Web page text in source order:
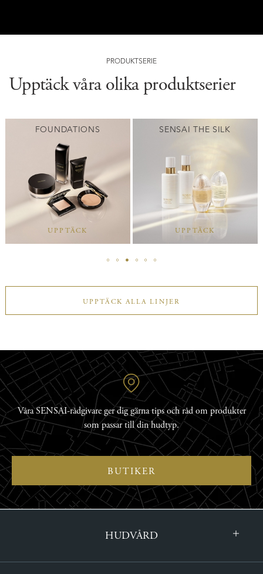
PRODUKTSERIE
Upptäck våra olika produktserier
FOUNDATIONS
UPPTÄCK
SENSAI THE SILK
UPPTÄCK
UPPTÄCK ALLA LINJER
Våra SENSAI-rådgivare ger dig gärna tips och råd om produkter
som passar till din hudtyp.
BUTIKER
HUDVÅRD